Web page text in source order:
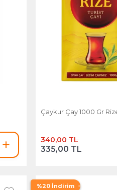
Çaykur Çay 1000 Gr
340,00 TL
335,00 TL
%20 İndirim